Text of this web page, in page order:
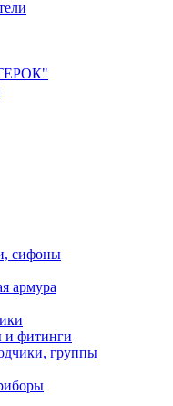
сифоны
армура
и фитинги
группы